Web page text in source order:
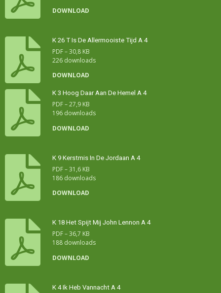
DOWNLOAD
K 26 T Is De Allermooiste Tijd A 4
PDF – 30,8 KB
226 downloads
DOWNLOAD
K 3 Hoog Daar Aan De Hemel A 4
PDF – 27,9 KB
196 downloads
DOWNLOAD
K 9 Kerstmis In De Jordaan A 4
PDF – 31,6 KB
186 downloads
DOWNLOAD
K 18 Het Spijt Mij John Lennon A 4
PDF – 36,7 KB
188 downloads
DOWNLOAD
K 4 Ik Heb Vannacht A 4